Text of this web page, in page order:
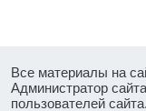
Все материалы на
Администратор
пользователей сайта.